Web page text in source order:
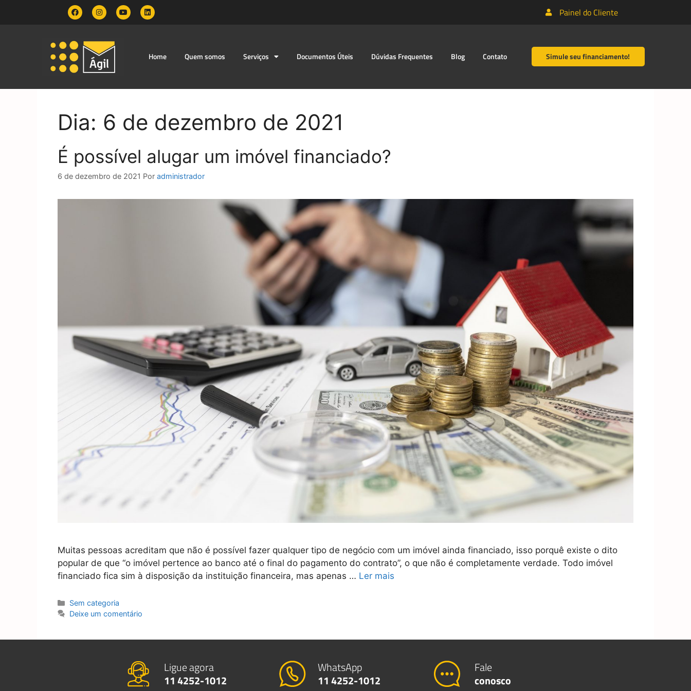
Painel do Cliente
Home Quem somos Serviços Documentos Úteis Dúvidas Frequentes Blog Contato Simule seu financiamento!
Dia: 6 de dezembro de 2021
É possível alugar um imóvel financiado?
6 de dezembro de 2021 Por administrador
Muitas pessoas acreditam que não é possível fazer qualquer tipo de negócio com um imóvel ainda financiado, isso porquê existe o dito
popular de que “o imóvel pertence ao banco até o final do pagamento do contrato”, o que não é completamente verdade. Todo imóvel
financiado fica sim à disposição da instituição financeira, mas apenas … Ler mais
Sem categoria
Deixe um comentário
Ligue agora
11 4252-1012
WhatsApp
11 4252-1012
Fale
conosco